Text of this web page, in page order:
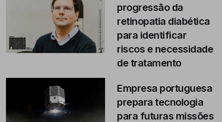
progressão da
retinopatia diabética
para identificar
riscos e necessidade
de tratamento
Empresa portuguesa
prepara tecnologia
para futuras missões